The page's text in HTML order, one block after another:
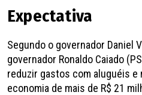
Expectativa
Segundo o governador Daniel
governador Ronaldo Caiado
reduzir gastos com aluguéis e
economia de mais de R$ 21